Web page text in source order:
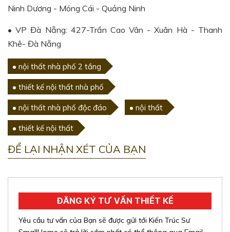
Ninh Dương - Móng Cái - Quảng Ninh
• VP Đà Nẵng: 427-Trần Cao Vân - Xuân Hà - Thanh
Khê- Đà Nẵng
nội thất nhà phố 2 tầng
thiết kế nội thất nhà phố
nội thất nhà phố độc đáo nội thất
thiết kế nội thất
ĐỂ LẠI NHẬN XÉT CỦA BẠN
ĐĂNG KÝ TƯ VẤN THIẾT KẾ
Yêu cầu tư vấn của Bạn sẽ được gửi tới Kiến Trúc Sư